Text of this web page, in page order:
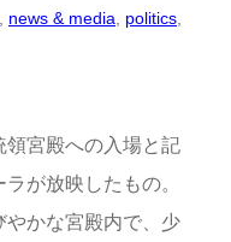
news & media politics
宮殿への入場と記
が放映したもの。
やかな宮殿内で、少